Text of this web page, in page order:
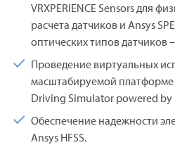
VRXPERIENCE Sensors для
расчета датчиков и Ansys
оптических типов датчиков
Проведение виртуальных
масштабируемой платформе
Driving Simulator powered by
Обеспечение надежности
Ansys HFSS.